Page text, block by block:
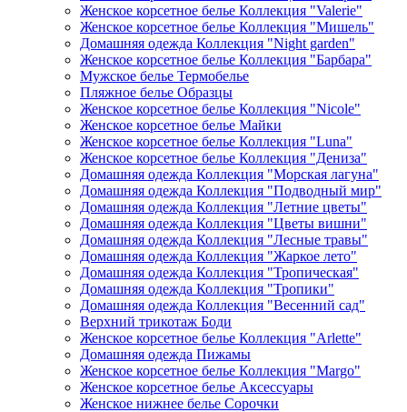
Женское корсетное белье Коллекция "Valerie"
Женское корсетное белье Коллекция "Мишель"
Домашняя одежда Коллекция "Night garden"
Женское корсетное белье Коллекция "Барбара"
Мужское белье Термобелье
Пляжное белье Образцы
Женское корсетное белье Коллекция "Nicole"
Женское корсетное белье Майки
Женское корсетное белье Коллекция "Luna"
Женское корсетное белье Коллекция "Дениза"
Домашняя одежда Коллекция "Морская лагуна"
Домашняя одежда Коллекция "Подводный мир"
Домашняя одежда Коллекция "Летние цветы"
Домашняя одежда Коллекция "Цветы вишни"
Домашняя одежда Коллекция "Лесные травы"
Домашняя одежда Коллекция "Жаркое лето"
Домашняя одежда Коллекция "Тропическая"
Домашняя одежда Коллекция "Тропики"
Домашняя одежда Коллекция "Весенний сад"
Верхний трикотаж Боди
Женское корсетное белье Коллекция "Arlette"
Домашняя одежда Пижамы
Женское корсетное белье Коллекция "Margo"
Женское корсетное белье Аксессуары
Женское нижнее белье Сорочки